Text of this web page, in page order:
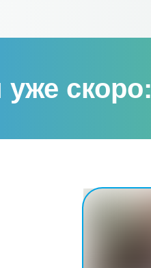
уже скоро: